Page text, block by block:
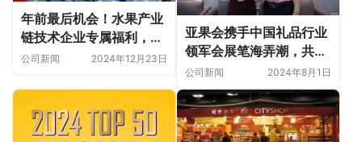
年前最后机会！水果产业
链技术企业专属福利，联
盟会员权益大放送！
公司新闻 2024年12月23日
亚果会携手中国礼品行业
领军会展笔海弄潮，共探
中国水果礼品新机遇
公司新闻 2024年8月1日